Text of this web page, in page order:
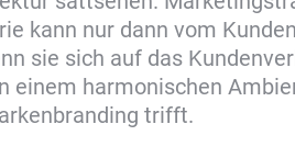
kann nur dann vom Kunden
sie sich auf das
einem harmonischen
trifft.